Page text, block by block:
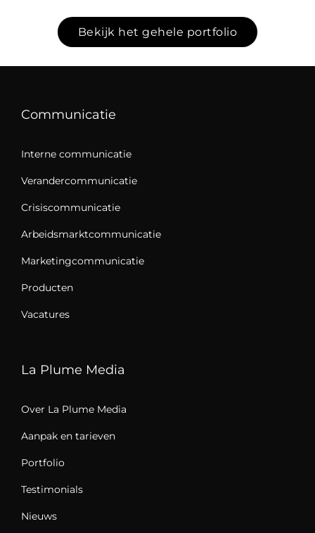
Bekijk het gehele portfolio
Communicatie
Interne communicatie
Verandercommunicatie
Crisiscommunicatie
Arbeidsmarktcommunicatie
Marketingcommunicatie
Producten
Vacatures
La Plume Media
Over La Plume Media
Aanpak en tarieven
Portfolio
Testimonials
Nieuws